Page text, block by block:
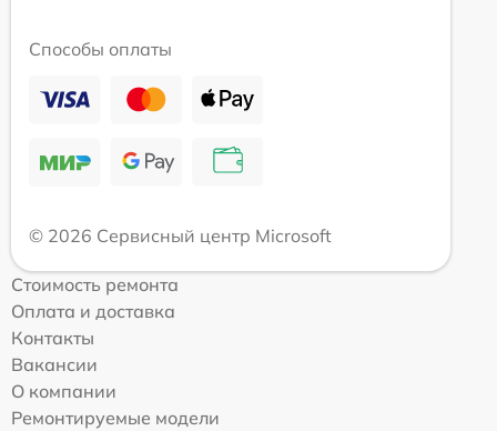
Способы оплаты
© 2026 Сервисный центр Microsoft
Стоимость ремонта
Оплата и доставка
Контакты
Вакансии
О компании
Ремонтируемые модели